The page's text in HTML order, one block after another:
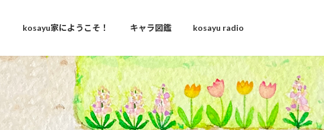
kosayu家にようこそ！ キャラ図鑑 kosayu radio